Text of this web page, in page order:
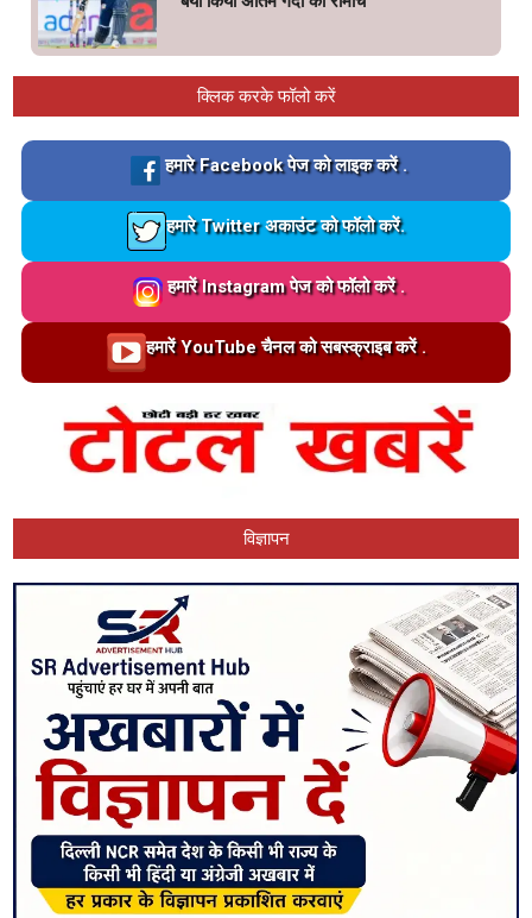
क्लिक करके फॉलो करें
Loading…
हमारे Facebook पेज को लाइक करें .
Loading…
हमारे Twitter अकाउंट को फॉलो करें.
Loading…
हमारें Instagram पेज को फॉलो करें .
Loading…हमारें YouTube चैनल को सबस्क्राइब करें .
विज्ञापन